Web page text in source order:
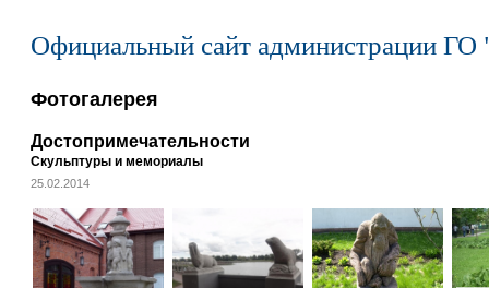
Официальный сайт администрации ГО
Фотогалерея
Достопримечательности
Скульптуры и мемориалы
25.02.2014